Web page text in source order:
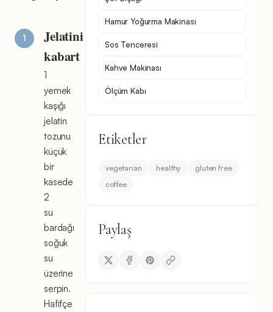
Jelatini
kabart
1
yemek
kaşığı
jelatin
tozunu
küçük
bir
kasede
2
su
bardağı
soğuk
su
üzerine
serpin.
Hafifçe
Hamur Yoğurma Makinası
Sos Tenceresi
Kahve Makinası
Ölçüm Kabı
Etiketler
vegetarian healthy
gluten free
coffee
Paylaş